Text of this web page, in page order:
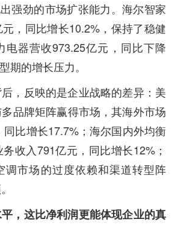
强劲的市场扩张能力。海尔智家
，同比增长10.2%，保持了稳健
电器营收973.25亿元，同比下降
期的增长压力。
，反映的是企业战略的差异：美
品牌矩阵赢得市场，其海外市场
比增长17.7%；海尔国内外均衡
收入791亿元，同比增长12%；
调市场的过度依赖和渠道转型阵
，这比净利润更能体现企业的真